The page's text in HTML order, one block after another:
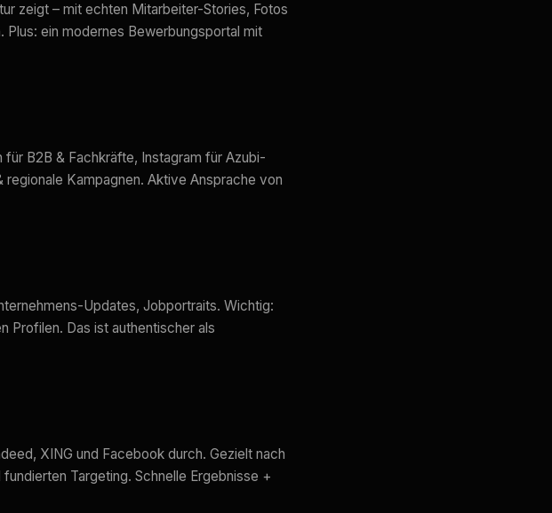
zeigt – mit echten Mitarbeiter-Stories, Fotos
Plus: ein modernes Bewerbungsportal mit
B2B & Fachkräfte, Instagram für Azubi-
Kampagnen. Aktive Ansprache von
Updates, Jobportraits. Wichtig:
Profilen. Das ist authentischer als
XING und Facebook durch. Gezielt nach
Targeting. Schnelle Ergebnisse +